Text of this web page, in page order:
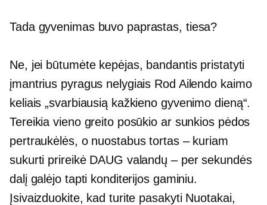
Tada gyvenimas buvo paprastas, tiesa?
Ne, jei būtumėte kepėjas, bandantis pristatyti
įmantrius pyragus nelygiais Rod Ailendo kaimo
keliais „svarbiausią kažkieno gyvenimo dieną“.
Tereikia vieno greito posūkio ar sunkios pėdos
pertraukėlės, o nuostabus tortas – kuriam
sukurti prireikė DAUG valandų – per sekundės
dalį galėjo tapti konditerijos gaminiu.
Įsivaizduokite, kad turite pasakyti Nuotakai,